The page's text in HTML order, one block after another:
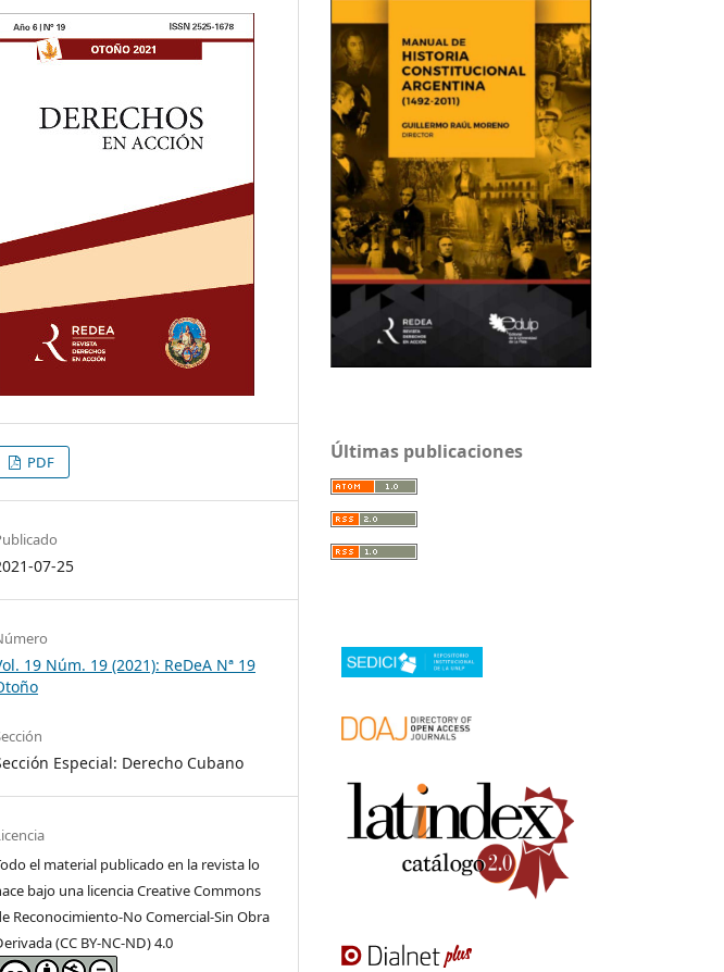
PDF
07-25
19 Núm. 19 (2021): ReDeA Nª 19
Especial: Derecho Cubano
el material publicado en la revista lo
bajo una licencia Creative Commons
Reconocimiento-No Comercial-Sin Obra
(CC BY-NC-ND) 4.0
Últimas publicaciones